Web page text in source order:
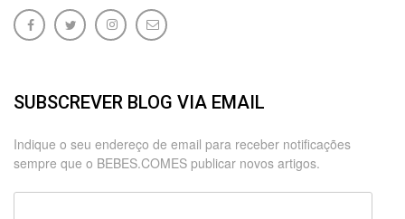
SUBSCREVER BLOG VIA EMAIL
Indique o seu endereço de email para receber notificações
sempre que o BEBES.COMES publicar novos artigos.
Endereço